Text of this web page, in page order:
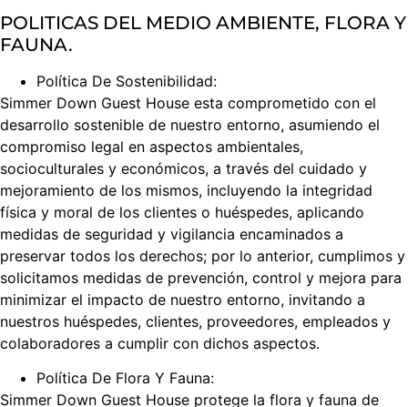
POLITICAS DEL MEDIO AMBIENTE, FLORA Y
FAUNA.
Política De Sostenibilidad:
Simmer Down Guest House esta comprometido con el
desarrollo sostenible de nuestro entorno, asumiendo el
compromiso legal en aspectos ambientales,
socioculturales y económicos, a través del cuidado y
mejoramiento de los mismos, incluyendo la integridad
física y moral de los clientes o huéspedes, aplicando
medidas de seguridad y vigilancia encaminados a
preservar todos los derechos; por lo anterior, cumplimos y
solicitamos medidas de prevención, control y mejora para
minimizar el impacto de nuestro entorno, invitando a
nuestros huéspedes, clientes, proveedores, empleados y
colaboradores a cumplir con dichos aspectos.
Política De Flora Y Fauna:
Simmer Down Guest House protege la flora y fauna de